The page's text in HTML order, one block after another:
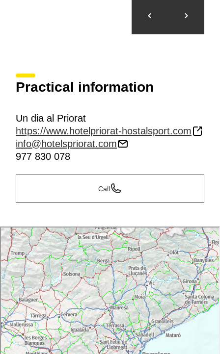
Practical information
Un dia al Priorat
https://www.hotelpriorat-hostalsport.com
info@hotelspriorat.com
977 830 078
Call